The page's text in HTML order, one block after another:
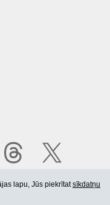
lapu, Jūs piekrītatsīkdatņu